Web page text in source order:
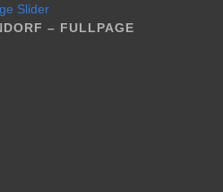
– FULLPAGE